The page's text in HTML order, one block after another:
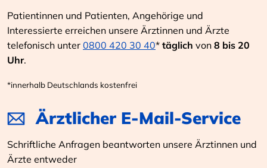
Patientinnen und Patienten, Angehörige und
Interessierte erreichen unsere Ärztinnen und Ärzte
telefonisch unter 0800 420 30 40* täglich von 8 bis 20
Uhr.
*innerhalb Deutschlands kostenfrei
Ärztlicher E-Mail-Service
Schriftliche Anfragen beantworten unsere Ärztinnen und
Ärzte entweder